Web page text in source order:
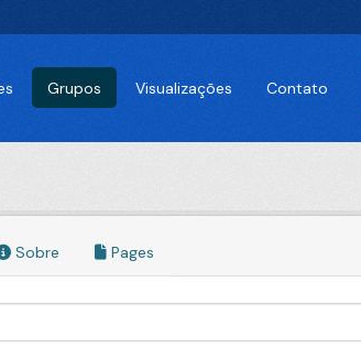
Grupos Visualizações Contato
Sobre Pages